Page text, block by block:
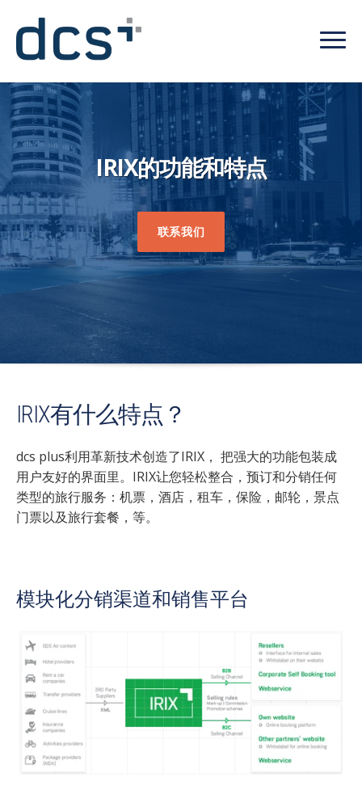
IRIX的功能和特点
联系我们
IRIX有什么特点？
dcs plus利用革新技术创造了IRIX， 把强大的功能包装成
用户友好的界面里。IRIX让您轻松整合，预订和分销任何
类型的旅行服务：机票，酒店，租车，保险，邮轮，景点
门票以及旅行套餐，等。
模块化分销渠道和销售平台